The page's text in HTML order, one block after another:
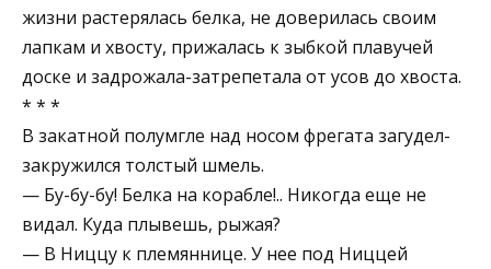
жизни растерялась белка, не доверилась своим
лапкам и хвосту, прижалась к зыбкой плавучей
доске и задрожала-затрепетала от усов до хвоста.
* * *
В закатной полумгле над носом фрегата загудел-
закружился толстый шмель.
— Бу-бу-бу! Белка на корабле!.. Никогда еще не
видал. Куда плывешь, рыжая?
— В Ниццу к племяннице. У нее под Ниццей